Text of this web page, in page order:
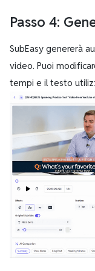
Passo 4:
SubEasy genererà
video. Puoi
tempi e il testo